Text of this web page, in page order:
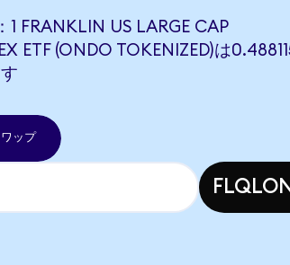
FRANKLIN US LARGE CAP
ETF (ONDO TOKENIZED)は
ップ